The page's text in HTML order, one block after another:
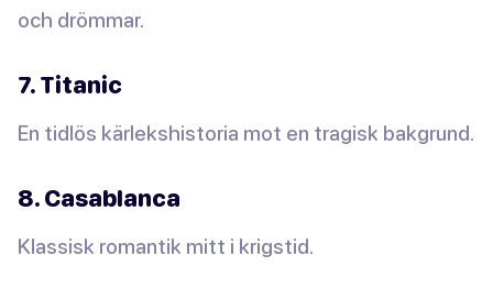
och drömmar.
7. Titanic
En tidlös kärlekshistoria mot en tragisk bakgrund.
8. Casablanca
Klassisk romantik mitt i krigstid.